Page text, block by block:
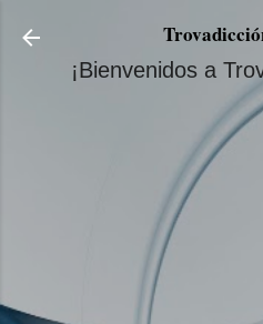
Ir al
¡Bienvenidos a